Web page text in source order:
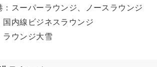
：スーパーラウンジ、ノースラウンジ
国内線ビジネスラウンジ
ラウンジ大雪